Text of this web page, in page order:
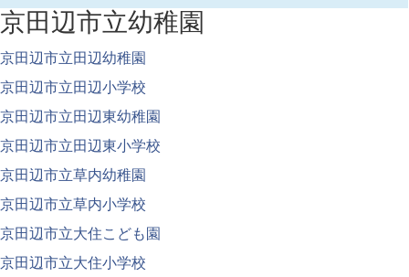
京田辺市立幼稚園
京田辺市立田辺幼稚園
京田辺市立田辺小学校
京田辺市立田辺東幼稚園
京田辺市立田辺東小学校
京田辺市立草内幼稚園
京田辺市立草内小学校
京田辺市立大住こども園
京田辺市立大住小学校